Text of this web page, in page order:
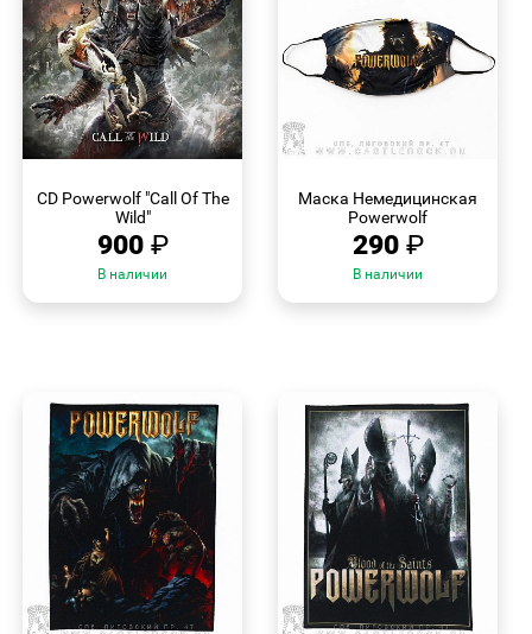
CD Powerwolf "Call Of The
Wild"
900 ₽
В наличии
Маска Немедицинская
Powerwolf
290 ₽
В наличии